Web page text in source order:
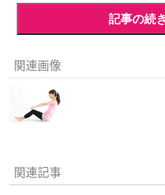
記事の続
関連画像
関連記事